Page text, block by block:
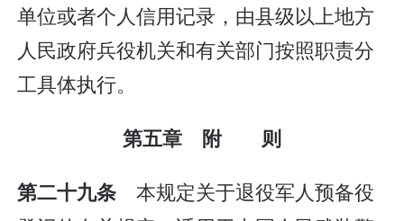
单位或者个人信用记录，由县级以上地方
人民政府兵役机关和有关部门按照职责分
工具体执行。
第五章 附 则
第二十九条 本规定关于退役军人预备役